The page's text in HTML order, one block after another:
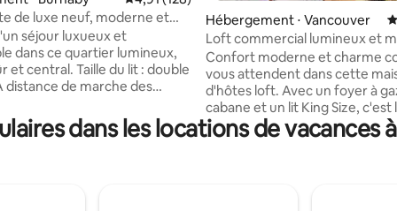
de luxe neuf, moderne et
avec climatisation !
séjour luxueux et
dans ce quartier lumineux,
Taille du lit : double
épiceries, du Kensington Plaza
encore ! À 20 minutes en
Hébergement ⋅ Vancouver
Loft commercial lumineux et
Confort moderne et charme
vous attendent dans cette
d'hôtes loft. Avec un foyer à
cabane et un lit King Size, c'est
idéal pour se détendre après
journée d'exploration ! Cette maison
dans les locations de vacances